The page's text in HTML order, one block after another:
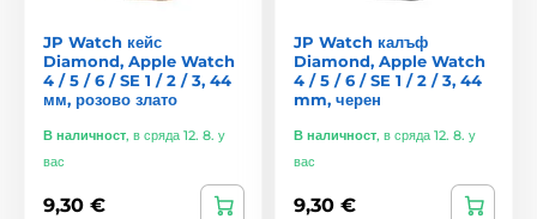
JP Watch кейс
Diamond, Apple Watch
4 / 5 / 6 / SE 1 / 2 / 3, 44
мм, розово злато
В наличност, в сряда 12. 8. у
вас
9,30 €
JP Watch калъф
Diamond, Apple Watch
4 / 5 / 6 / SE 1 / 2 / 3, 44
mm, черен
В наличност, в сряда 12. 8. у
вас
9,30 €